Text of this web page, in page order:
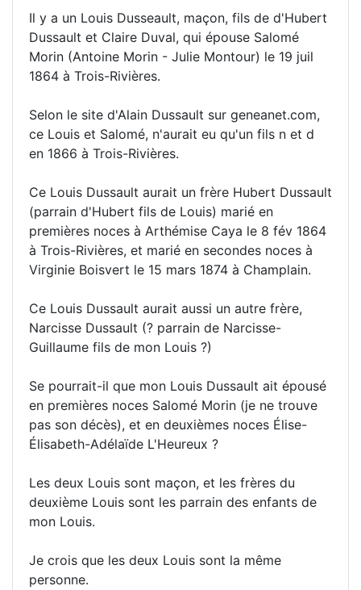
Il y a un Louis Dusseault, maçon, fils de d'Hubert
Dussault et Claire Duval, qui épouse Salomé
Morin (Antoine Morin - Julie Montour) le 19 juil
1864 à Trois-Rivières.
Selon le site d'Alain Dussault sur geneanet.com,
ce Louis et Salomé, n'aurait eu qu'un fils n et d
en 1866 à Trois-Rivières.
Ce Louis Dussault aurait un frère Hubert Dussault
(parrain d'Hubert fils de Louis) marié en
premières noces à Arthémise Caya le 8 fév 1864
à Trois-Rivières, et marié en secondes noces à
Virginie Boisvert le 15 mars 1874 à Champlain.
Ce Louis Dussault aurait aussi un autre frère,
Narcisse Dussault (? parrain de Narcisse-
Guillaume fils de mon Louis ?)
Se pourrait-il que mon Louis Dussault ait épousé
en premières noces Salomé Morin (je ne trouve
pas son décès), et en deuxièmes noces Élise-
Élisabeth-Adélaïde L'Heureux ?
Les deux Louis sont maçon, et les frères du
deuxième Louis sont les parrain des enfants de
mon Louis.
Je crois que les deux Louis sont la même
personne.